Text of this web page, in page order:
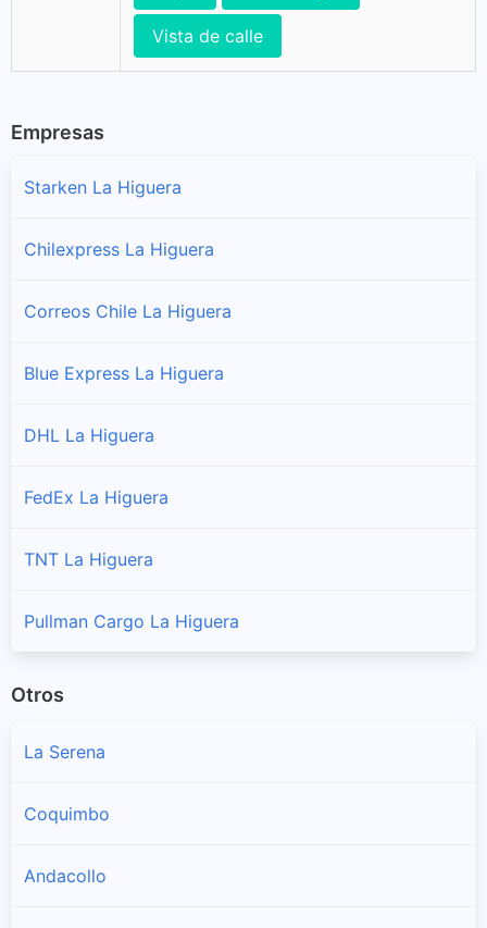
Vista de calle
Empresas
Starken La Higuera
Chilexpress La Higuera
Correos Chile La Higuera
Blue Express La Higuera
DHL La Higuera
FedEx La Higuera
TNT La Higuera
Pullman Cargo La Higuera
Otros
La Serena
Coquimbo
Andacollo